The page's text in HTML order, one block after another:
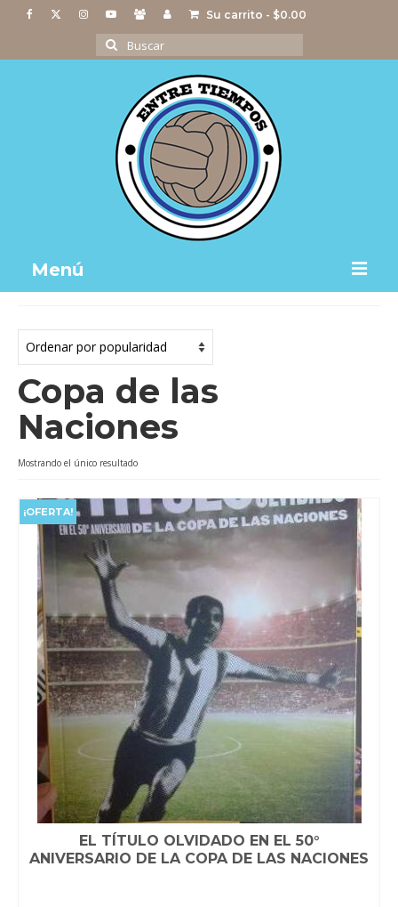
Su carrito - $0.00
Buscar
por:
Menú
Actividades
Imágenes
Videos
Tienda
Copa de las
Naciones
Mostrando el único resultado
¡OFERTA!
EL TÍTULO OLVIDADO EN EL 50°
ANIVERSARIO DE LA COPA DE LAS NACIONES